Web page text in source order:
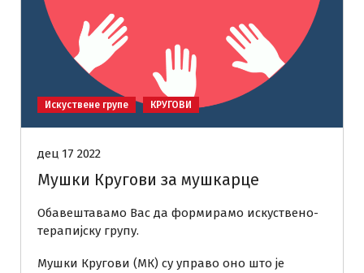
Искуствене групе КРУГОВИ
дец 17 2022
Мушки Кругови за мушкарце
Обавештавамо Вас да формирамо искуствено-
терапијску групу.
Мушки Кругови (МК) су управо оно што је